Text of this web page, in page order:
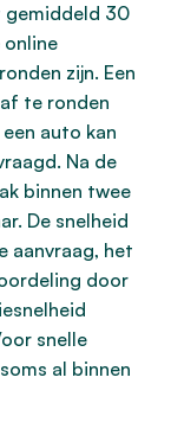
gemiddeld 30
online
zijn. Een
te ronden
auto kan
Na de
binnen twee
De snelheid
aanvraag, het
door
snelle
al binnen